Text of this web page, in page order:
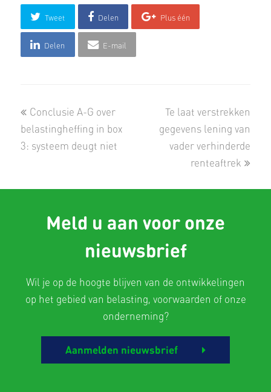
Tweet Delen Plus één
Delen E-mail
previous
post:
Conclusie A-G over
belastingheffing in box
3: systeem deugt niet
next
post:
Te laat verstrekken
gegevens lening van
vader verhinderde
renteaftrek
Meld u aan voor onze
nieuwsbrief
Wil je op de hoogte blijven van de ontwikkelingen
op het gebied van belasting, voorwaarden of onze
onderneming?
Aanmelden nieuwsbrief